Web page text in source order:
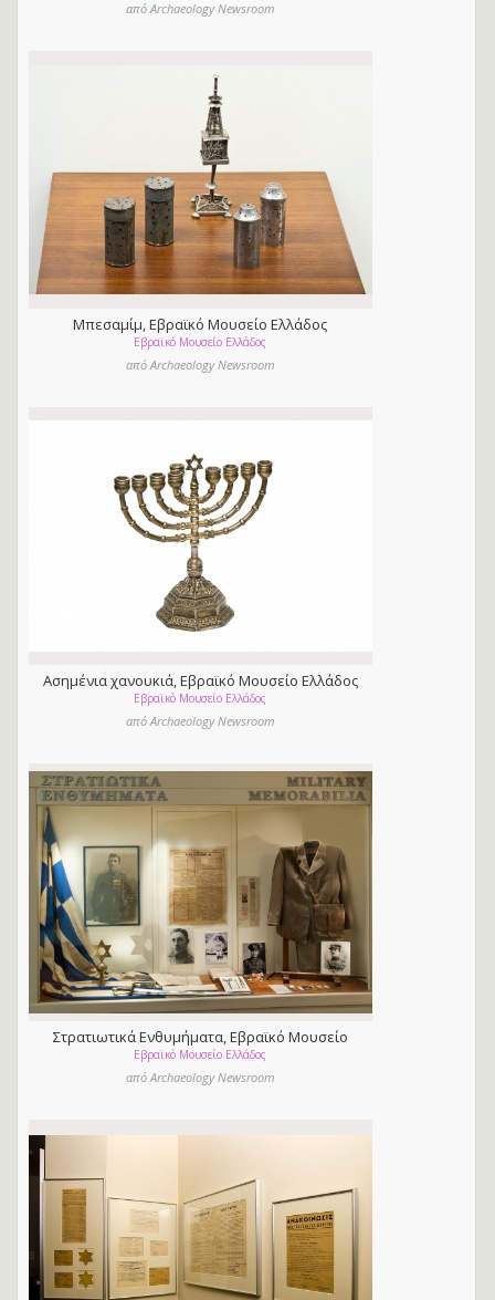
από Archaeology Newsroom
Μπεσαμίμ, Εβραϊκό Μουσείο Ελλάδος
Εβραϊκό Μουσείο Ελλάδος
από Archaeology Newsroom
Ασημένια χανουκιά, Εβραϊκό Μουσείο Ελλάδος
Εβραϊκό Μουσείο Ελλάδος
από Archaeology Newsroom
Στρατιωτικά Ενθυμήματα, Εβραϊκό Μουσείο
Ελλάδος
Εβραϊκό Μουσείο Ελλάδος
από Archaeology Newsroom